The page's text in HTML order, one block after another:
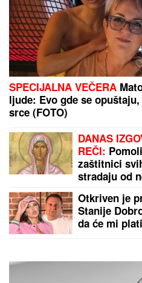
SPECIJALNA VEČERA
ljude: Evo gde se
srce (FOTO)
DANAS
REČI:
zaštitnici
stradaju od
Otkriven je
Stanije
da će mi